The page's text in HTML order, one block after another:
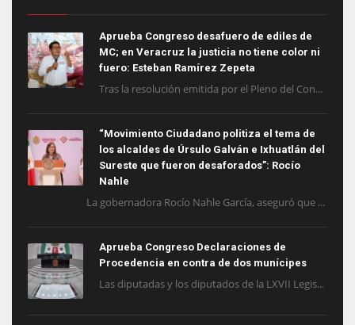
Aprueba Congreso desafuero de ediles de
MC; en Veracruz la justicia no tiene color ni
fuero: Esteban Ramírez Zepeta
Tras la resolución emitida por el Pleno del Con...
“Movimiento Ciudadano politiza el tema de
los alcaldes de Úrsulo Galván e Ixhuatlán del
Sureste que fueron desaforados”: Rocío
Nahle
La gobernadora Rocío Nahle García, aseguró que ...
Aprueba Congreso Declaraciones de
Procedencia en contra de dos munícipes
Las diputadas y los diputados de la LXVII Legis...